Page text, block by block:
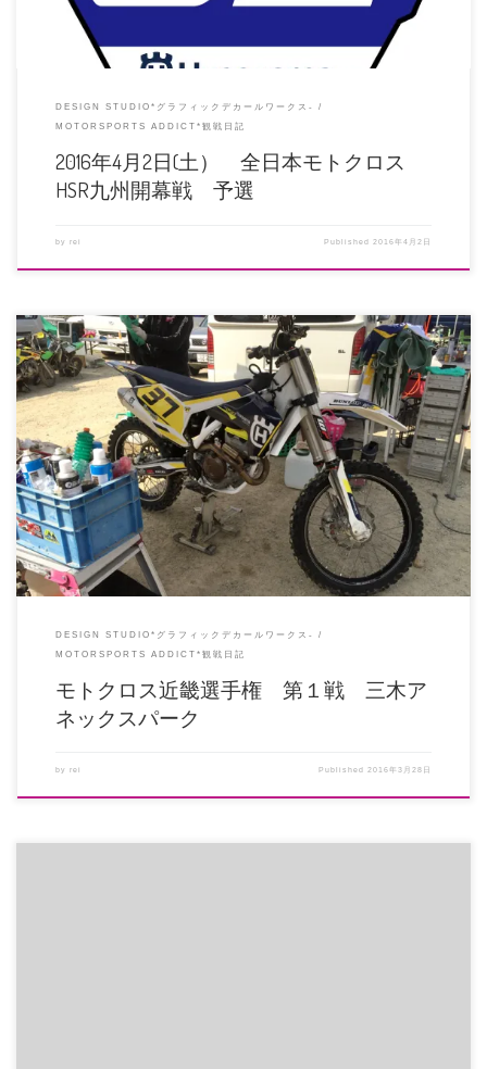
DESIGN STUDIO*グラフィックデカールワークス-
MOTORSPORTS ADDICT*観戦日記
2016年4月2日(土） 全日本モトクロス
HSR九州開幕戦 予選
by rei Published2016年4月2日
三木アネックスパークで開催のモトクロス近畿選手権 ハスクバーナ奈良から参
戦のNA 田村龍聖選手 ぶっ […]
DESIGN STUDIO*グラフィックデカールワークス-
MOTORSPORTS ADDICT*観戦日記
モトクロス近畿選手権 第１戦 三木ア
ネックスパーク
by rei Published2016年3月28日